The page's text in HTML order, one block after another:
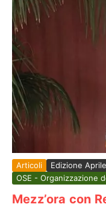
Articoli Edizione
OSE - Organizzazione
Mezz’ora con